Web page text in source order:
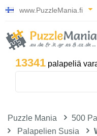
www.PuzzleMania.fi
13341 palapeliä
Puzzle Mania 500
Palapelien Susia